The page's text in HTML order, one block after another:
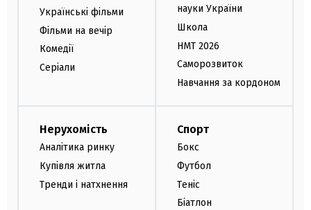
Українські фільми
Фільми на вечір
Комедії
Серіали
науки України
Школа
НМТ 2026
Саморозвиток
Навчання за кордоном
Нерухомість
Аналітика ринку
Купівля житла
Тренди і натхнення
Спорт
Бокс
Футбол
Теніс
Біатлон